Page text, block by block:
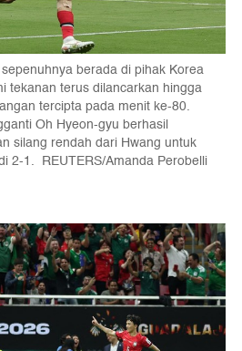
berada di pihak Korea
tekanan terus dilancarkan hingga
tercipta pada menit ke-80.
Oh Hyeon-gyu berhasil
silang rendah dari Hwang untuk
2-1. REUTERS/Amanda Perobelli